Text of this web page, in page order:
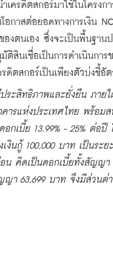
ครดิตสกอร์มาใช้ในโครงก
กาสต่อยอดทางการเงิน
งตนเอง ซึ่งจะเป็นพื้นฐานป
สินเชื่อเป็นการดำเนินการ
ตสกอร์เป็นเพียงตัวบ่งชี้อัต
ระสิทธิภาพและยั่งยืน ภาย
คารแห่งประเทศไทย พร้อม
เบี้ย 13.99% - 25% ต่อปี
กู้ 100,000 บาท เป็นระย
น คิดเป็นดอกเบี้ยทั้งสัญญา
า 63,699 บาท จึงมีส่วนต่า